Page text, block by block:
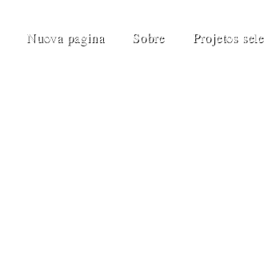
Nuova pagina Sobre Projetos